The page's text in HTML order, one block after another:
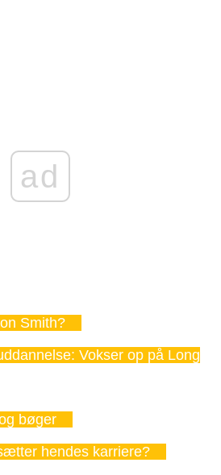
ad
Smith?
Vokser op på Long
bøger
hendes karriere?